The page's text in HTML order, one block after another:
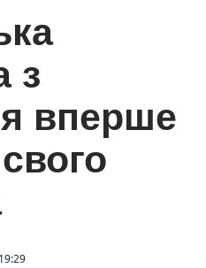
з
вперше